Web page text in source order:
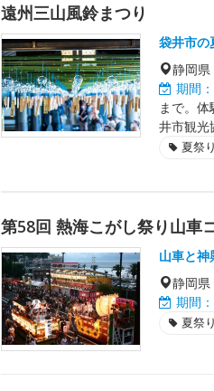
遠州三山風鈴まつり
袋井市の
静岡県
期間：
まで。
井市観光
夏祭り
第58回 熱海こがし祭り山車
山車と
静岡県
期間：
夏祭り